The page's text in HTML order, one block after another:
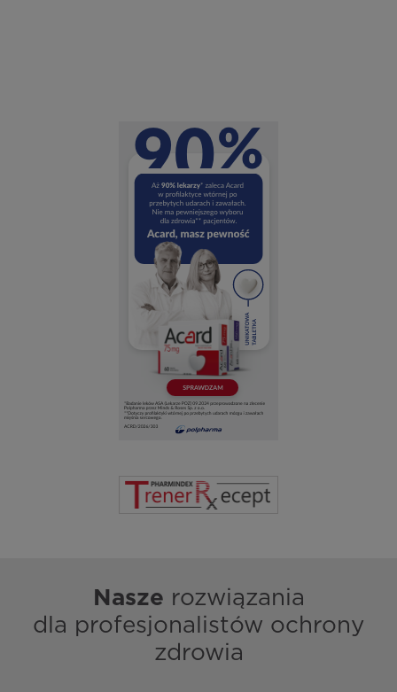
Nasze rozwiązania
dla profesjonalistów ochrony
zdrowia